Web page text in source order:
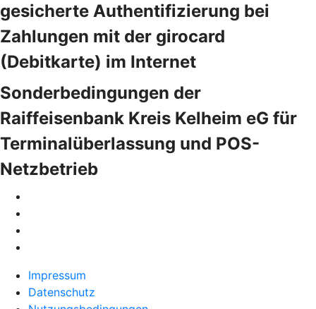
gesicherte Authentifizierung bei
Zahlungen mit der girocard
(Debitkarte) im Internet
Sonderbedingungen der
Raiffeisenbank Kreis Kelheim eG für
Terminalüberlassung und POS-
Netzbetrieb
Impressum
Datenschutz